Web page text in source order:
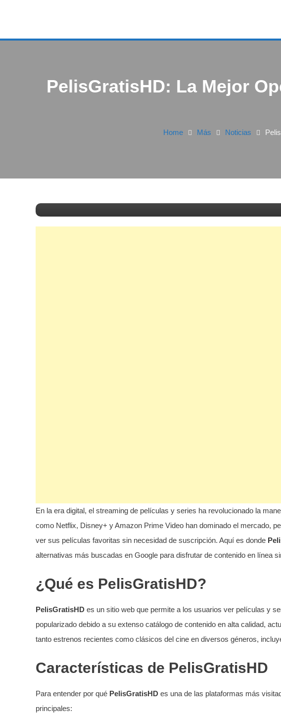
PelisGratisHD: La Mejor
Home Más Noticias
En la era digital, el streaming de películas y series ha revolucionado la
como Netflix, Disney+ y Amazon Prime Video han dominado el mercado,
ver sus películas favoritas sin necesidad de suscripción. Aquí es donde
alternativas más buscadas en Google para disfrutar de contenido en línea
¿Qué es PelisGratisHD?
PelisGratisHD es un sitio web que permite a los usuarios ver películas y
popularizado debido a su extenso catálogo de contenido en alta calidad,
tanto estrenos recientes como clásicos del cine en diversos géneros,
Características de PelisGratisHD
Para entender por qué PelisGratisHD es una de las plataformas más
principales: